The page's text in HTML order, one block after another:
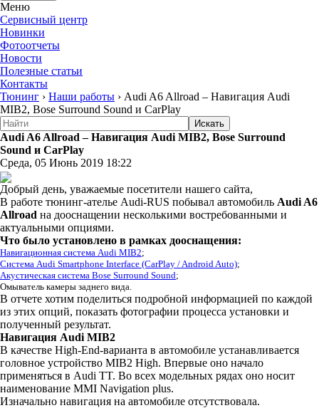
Меню
Сервисный центр
Новинки
Фотоотчеты
Новости
Полезные статьи
Контакты
Тюнинг › Наши работы › Audi A6 Allroad – Навигация Audi
MIB2, Bose Surround Sound и CarPlay
Audi A6 Allroad – Навигация Audi MIB2, Bose Surround
Sound и CarPlay
Среда, 05 Июнь 2019 18:22
Добрый день, уважаемые посетители нашего сайта,
В работе тюнинг-ателье Audi-RUS побывал автомобиль Audi A6
Allroad на дооснащении несколькими востребованными и
актуальными опциями.
Что было установлено в рамках дооснащения:
Навигационная система Audi MIB2;
Система Audi Smartphone Interface (CarPlay / Android Auto);
Акустическая система Bose Surround Sound;
Омыватель камеры заднего вида.
В отчете хотим поделиться подробной информацией по каждой
из этих опций, показать фотографии процесса установки и
полученный результат.
Навигация Audi MIB2
В качестве High-End-варианта в автомобиле устанавливается
головное устройство MIB2 High. Впервые оно начало
применяться в Audi TT. Во всех модельных рядах оно носит
наименование MMI Navigation plus.
Изначально навигация на автомобиле отсутствовала.